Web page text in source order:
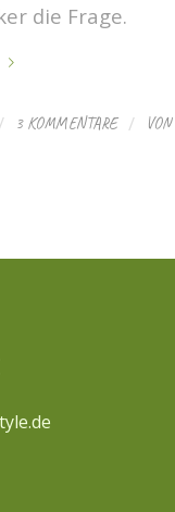
die Frage.
/ 3 KOMMENTARE / VON